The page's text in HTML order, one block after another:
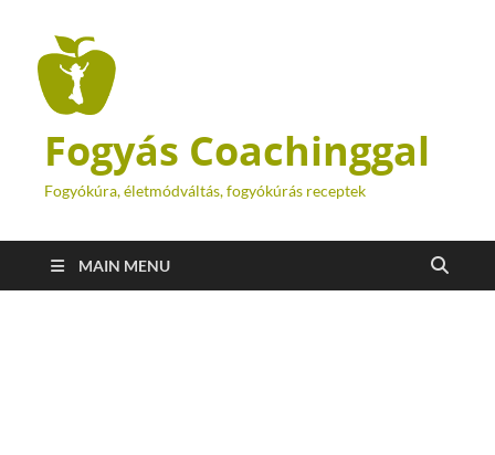
Fogyás Coachinggal
Fogyókúra, életmódváltás, fogyókúrás receptek
MAIN MENU